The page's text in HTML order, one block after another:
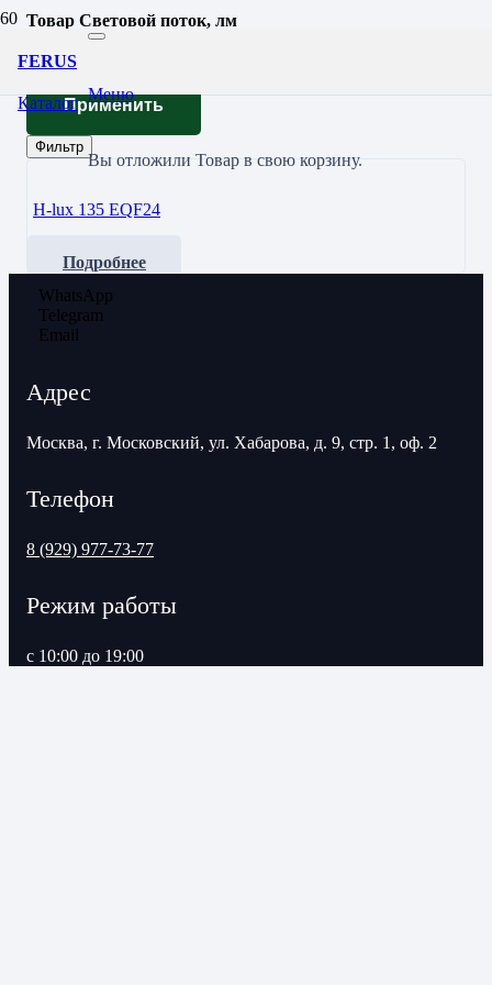
FERUS
Меню
Вы отложили Товарв свою корзину.
Каталог
Товар Световой поток, лм
Применить
Фильтр
H-lux 135 EQF24
Подробнее
WhatsApp
Telegram
Email
Адрес
Москва, г. Московский, ул. Хабарова, д. 9, стр. 1, оф. 2
Телефон
8 (929) 977-73-77
Режим работы
с 10:00 до 19:00